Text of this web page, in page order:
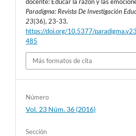
Paradigma: Revista De Investigación
23(36), 23-33.
https://doi.org/10.5377/
485
Más formatos de cita
Número
Vol. 23 Núm. 36 (2016)
Sección